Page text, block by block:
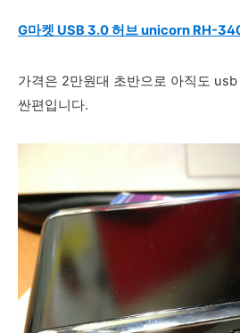
G마켓 USB 3.0 허브 unicorn RH-
가격은 2만원대 초반으로 아직도
싼편입니다.